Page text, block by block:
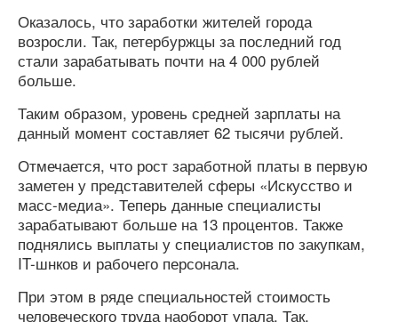
Оказалось, что заработки жителей города
возросли. Так, петербуржцы за последний год
стали зарабатывать почти на 4 000 рублей
больше.
Таким образом, уровень средней зарплаты на
данный момент составляет 62 тысячи рублей.
Отмечается, что рост заработной платы в первую
заметен у представителей сферы «Искусство и
масс-медиа». Теперь данные специалисты
зарабатывают больше на 13 процентов. Также
поднялись выплаты у специалистов по закупкам,
IT-шнков и рабочего персонала.
При этом в ряде специальностей стоимость
человеческого труда наоборот упала. Так,